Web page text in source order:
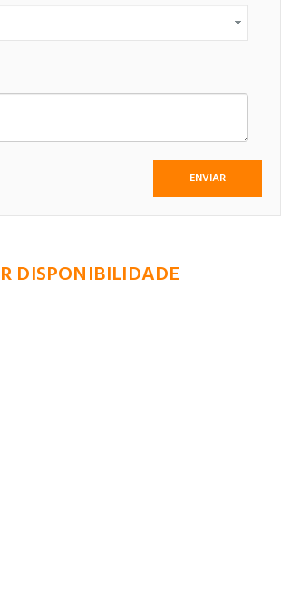
DISPONIBILIDADE